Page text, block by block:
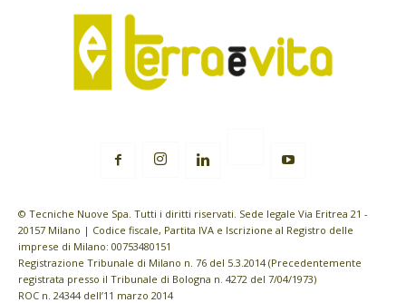
© Tecniche Nuove Spa. Tutti i diritti riservati. Sede legale Via Eritrea 21 -
20157 Milano | Codice fiscale, Partita IVA e Iscrizione al Registro delle
imprese di Milano: 00753480151
Registrazione Tribunale di Milano n. 76 del 5.3.2014 (Precedentemente
registrata presso il Tribunale di Bologna n. 4272 del 7/04/1973)
ROC n. 24344 dell’11 marzo 2014